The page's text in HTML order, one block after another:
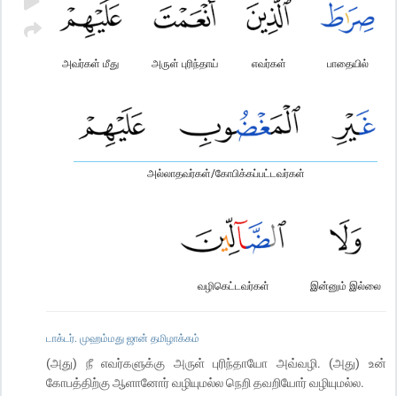
பாதையில்
எவர்கள்
அருள் புரிந்தாய்
அவர்கள் மீது
அல்லாதவர்கள்/கோபிக்கப்பட்டவர்கள்
இன்னும் இல்லை
வழிகெட்டவர்கள்
டாக்டர். முஹம்மது ஜான் தமிழாக்கம்
(அது) நீ எவர்களுக்கு அருள் புரிந்தாயோ அவ்வழி. (அது) உன்
கோபத்திற்கு ஆளானோர் வழியுமல்ல நெறி தவறியோர் வழியுமல்ல.